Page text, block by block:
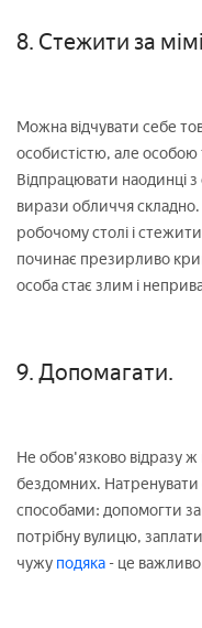
8. Стежити за
Можна відчувати себе
особистістю, але
Відпрацювати наодинці
вирази обличчя
робочому столі і
починає презирливо
особа стає злим і
9. Допомагати.
Не обов'язково відразу
бездомних.
способами: допомогти
потрібну вулицю,
чужу подяка - це